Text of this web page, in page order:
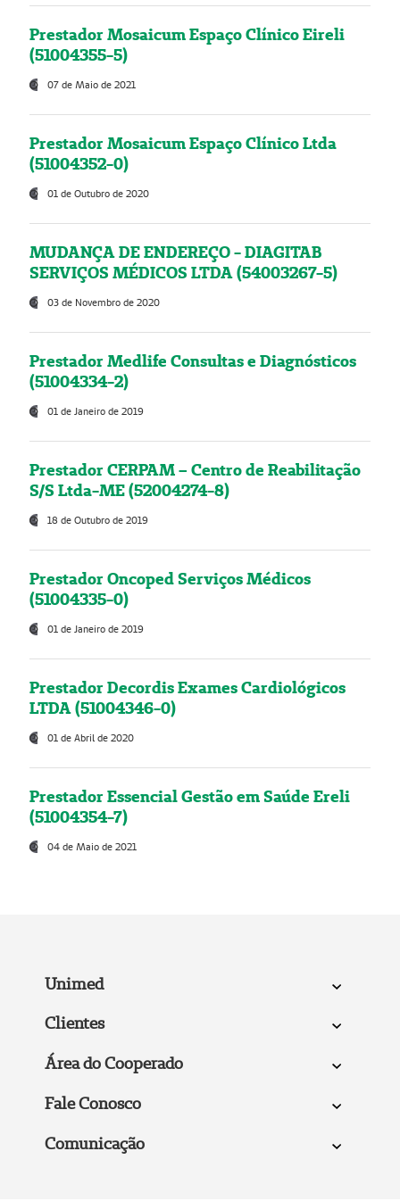
Prestador Mosaicum Espaço Clínico Eireli
(51004355-5)
07 de Maio de 2021
Prestador Mosaicum Espaço Clínico Ltda
(51004352-0)
01 de Outubro de 2020
MUDANÇA DE ENDEREÇO - DIAGITAB
SERVIÇOS MÉDICOS LTDA (54003267-5)
03 de Novembro de 2020
Prestador Medlife Consultas e Diagnósticos
(51004334-2)
01 de Janeiro de 2019
Prestador CERPAM – Centro de Reabilitação
S/S Ltda-ME (52004274-8)
18 de Outubro de 2019
Prestador Oncoped Serviços Médicos
(51004335-0)
01 de Janeiro de 2019
Prestador Decordis Exames Cardiológicos
LTDA (51004346-0)
01 de Abril de 2020
Prestador Essencial Gestão em Saúde Ereli
(51004354-7)
04 de Maio de 2021
Unimed
Clientes
Área do Cooperado
Fale Conosco
Comunicação